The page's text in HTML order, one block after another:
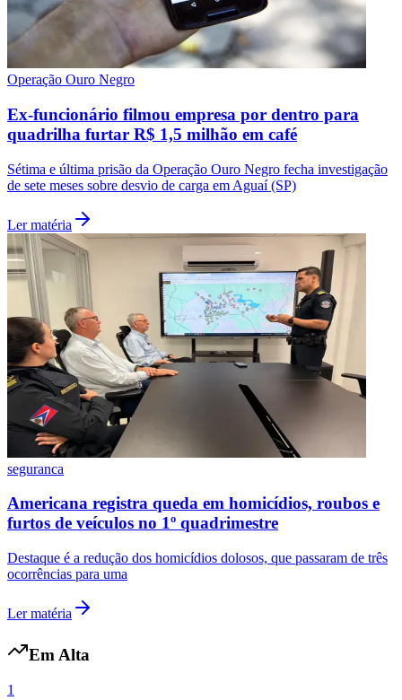
Santos
Operação Ouro Negro
Ex-funcionário filmou empresa por dentro para
quadrilha furtar R$ 1,5 milhão em café
Sétima e última prisão da Operação Ouro Negro fecha investigação
de sete meses sobre desvio de carga em Aguaí (SP)
Ler matéria
seguranca
Americana registra queda em homicídios, roubos e
furtos de veículos no 1º quadrimestre
Destaque é a redução dos homicídios dolosos, que passaram de três
ocorrências para uma
Ler matéria
Em Alta
1